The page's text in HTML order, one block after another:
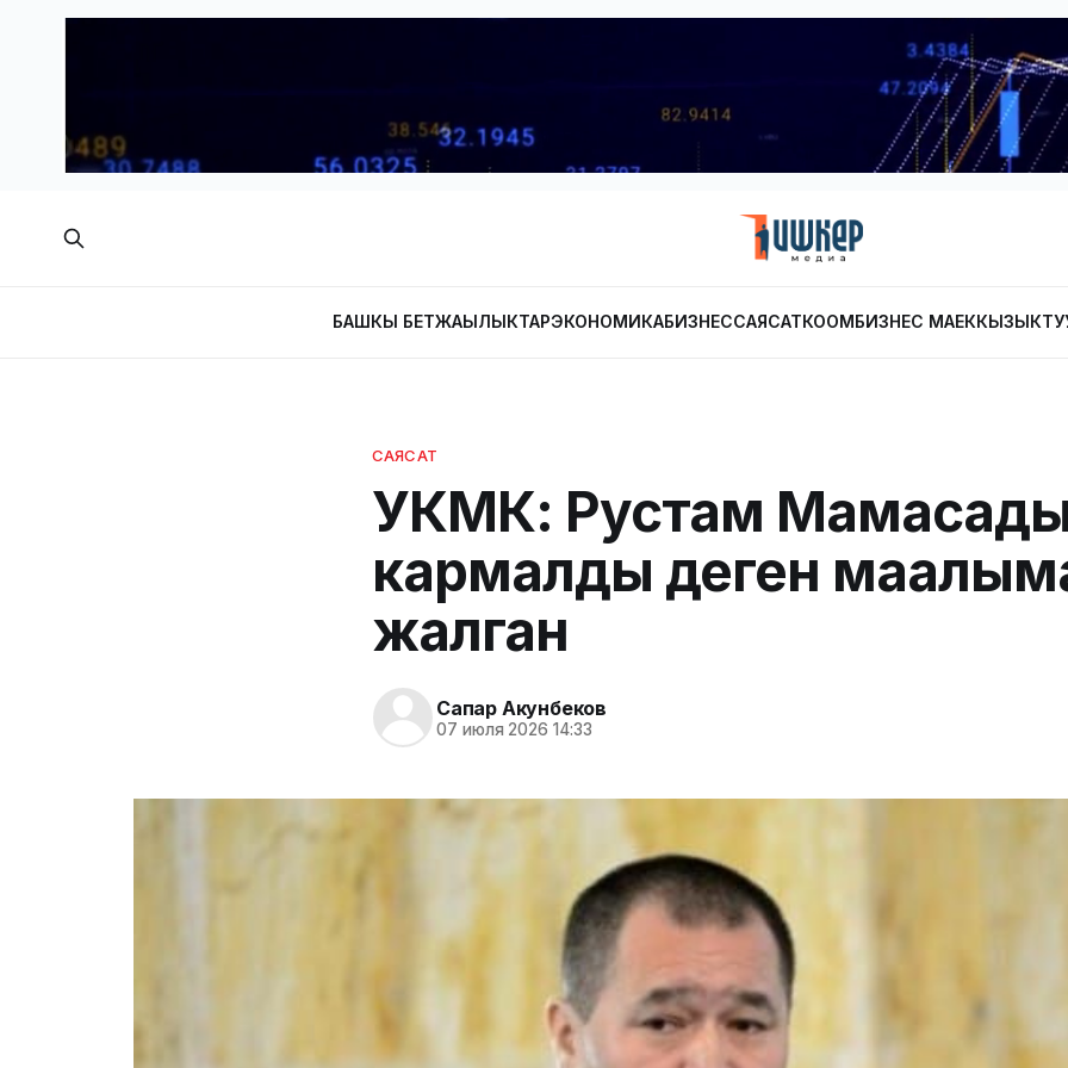
БАШКЫ БЕТЖАҢЫЛЫКТАРЭКОНОМИКАБИЗНЕССАЯСАТКООМБИЗНЕС МАЕК
САЯСАТ
УКМК: Рустам
кармалды деген
жалган
Сапар Акунбеков
07 июля 2026 14:33